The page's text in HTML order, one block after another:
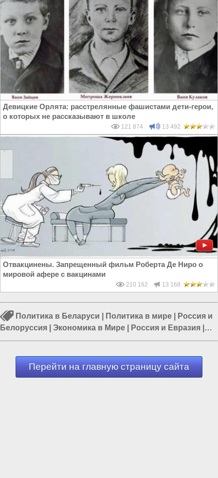
Девицкие Орлята: расстрелянные фашистами дети-герои,
о которых не рассказывают в школе
121 874 13 492
Отвакцинены. Запрещенный фильм Роберта Де Ниро о
мировой афере с вакцинами
210 162 13 168
Политика в Беларуси Политика в мире
Россия и
Белоруссия
Экономика в Мире Россия и Евразия
Экономика в Беларуси|Экономика Белоруссии
Перейти на главную страницу сайта